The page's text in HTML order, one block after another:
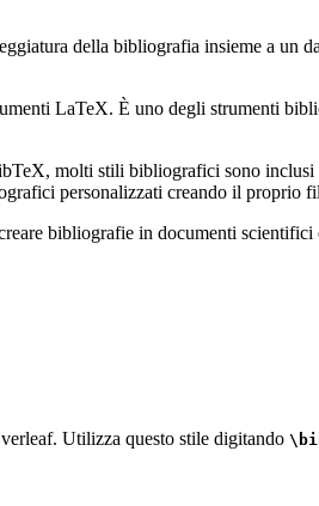
della bibliografia insieme a un
LaTeX. È uno degli strumenti
molti stili bibliografici sono
personalizzati creando il proprio
bibliografie in documenti
Utilizza questo stile digitando